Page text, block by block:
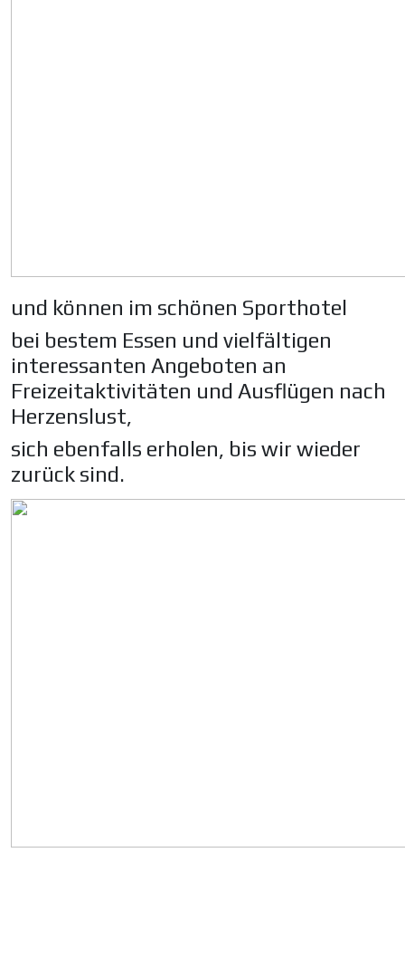
und können im schönen Sporthotel
bei bestem Essen und vielfältigen
interessanten Angeboten an
Freizeitaktivitäten und Ausflügen nach
Herzenslust,
sich ebenfalls erholen, bis wir wieder
zurück sind.